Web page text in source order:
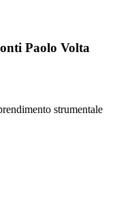
Paolo Volta
strumentale